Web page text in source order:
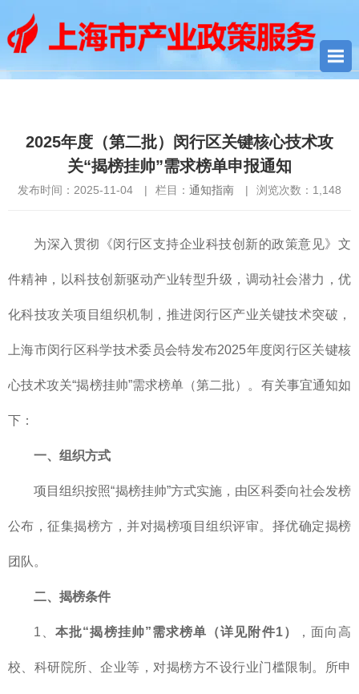
2025年度（第二批）闵行区关键核心技术攻
关“揭榜挂帅”需求榜单申报通知
发布时间：2025-11-04 | 栏目： 通知指南 | 浏览次数： 1,148
为深入贯彻《闵行区支持企业科技创新的政策意见》文
件精神，以科技创新驱动产业转型升级，调动社会潜力，优
化科技攻关项目组织机制，推进闵行区产业关键技术突破，
上海市闵行区科学技术委员会特发布2025年度闵行区关键核
心技术攻关“揭榜挂帅”需求榜单（第二批）。有关事宜通知如
下：
一、组织方式
项目组织按照“揭榜挂帅”方式实施，由区科委向社会发榜
公布，征集揭榜方，并对揭榜项目组织评审。择优确定揭榜
团队。
二、揭榜条件
1、本批“揭榜挂帅”需求榜单（详见附件1） ，面向高
校、科研院所、企业等，对揭榜方不设行业门槛限制。所申